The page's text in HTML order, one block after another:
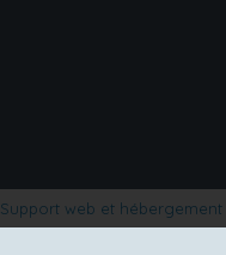
Support web et